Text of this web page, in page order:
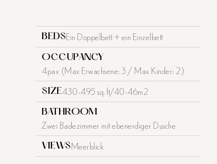
BEDSEin Doppelbett + ein Einzelbett
OCCUPANCY
4pax (Max Erwachsene: 3 / Max Kinder: 2)
SIZE430-495 sq. ft/40-46m2
BATHROOM
Zwei Badezimmer mit ebenerdiger Dusche
VIEWSMeerblick